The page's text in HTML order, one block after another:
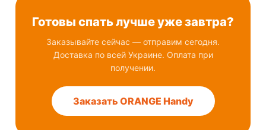
Готовы спать лучше уже завтра?
Заказывайте сейчас — отправим сегодня.
Доставка по всей Украине. Оплата при
получении.
Заказать ORANGE Handy